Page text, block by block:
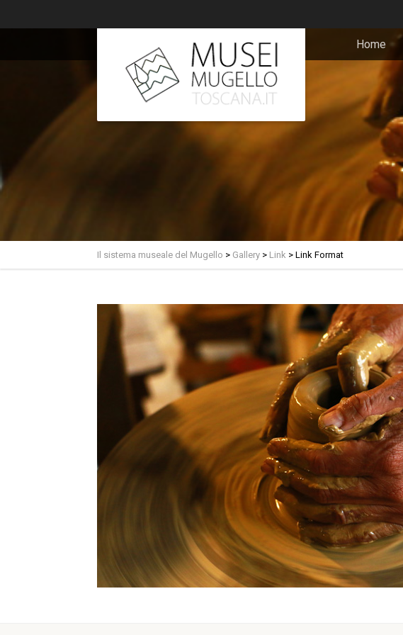
Home
Il sistema museale del Mugello > Gallery > Link > Link Format